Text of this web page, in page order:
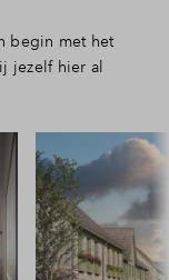
begin met het
jezelf hier al